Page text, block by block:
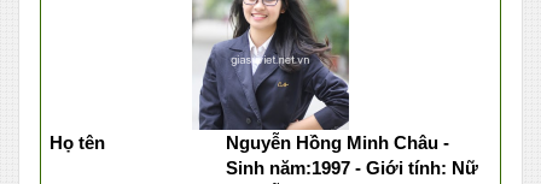
Họ tên
Nguyễn Hồng Minh Châu -
Sinh năm:1997 - Giới tính: Nữ